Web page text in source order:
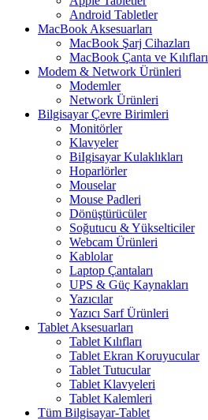
Android Tabletler
MacBook Aksesuarları
MacBook Şarj Cihazları
MacBook Çanta ve Kılıfları
Modem & Network Ürünleri
Modemler
Network Ürünleri
Bilgisayar Çevre Birimleri
Monitörler
Klavyeler
BiIgisayar Kulaklıkları
Hoparlörler
Mouselar
Mouse Padleri
Dönüştürücüler
Soğutucu & Yükselticiler
Webcam Ürünleri
Kablolar
Laptop Çantaları
UPS & Güç Kaynakları
Yazıcılar
Yazıcı Sarf Ürünleri
Tablet Aksesuarları
Tablet Kılıfları
Tablet Ekran Koruyucular
Tablet Tutucular
Tablet Klavyeleri
Tablet Kalemleri
Tüm Bilgisayar-Tablet